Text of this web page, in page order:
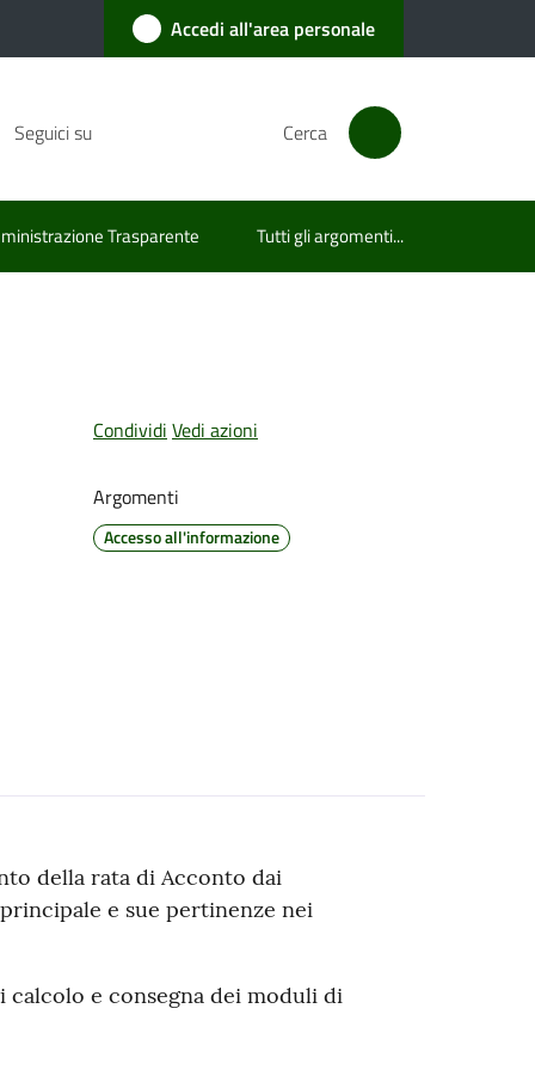
Accedi all'area personale
Seguici su Cerca
Trasparente Tutti gli argomenti...
Condividi Vedi azioni
Argomenti
Accesso all'informazione
della rata di Acconto dai
e sue pertinenze nei
e consegna dei moduli di